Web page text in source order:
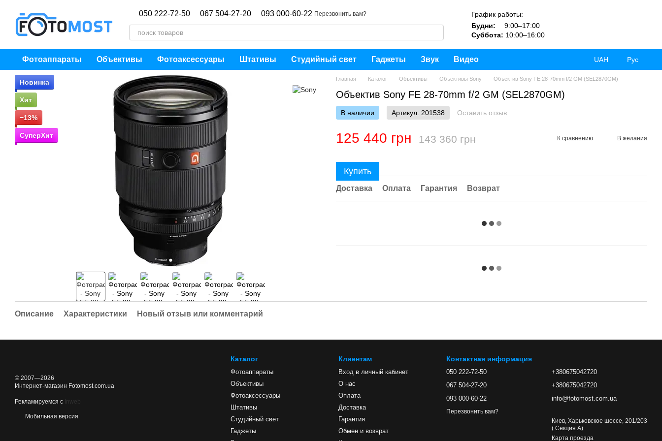
050 222-72-50 067 504-27-20 093 000-60-22 Перезвонить вам?
График работы:
Будни:
9:00–17:00
Суббота: 10:00–16:00
Фотоаппараты Объективы Фотоаксессуары Штативы Студийный свет Гаджеты Звук Видео UAH Рус
Новинка
Хит
−13%
СуперХит
Главная Каталог Объективы Объективы Sony Объектив Sony FE 28-70mm f/2 GM (SEL2870GM)
Объектив Sony FE 28-70mm f/2 GM (SEL2870GM)
В наличии Артикул: 201538 Оставить отзыв
125 440 грн 143 360 грн К сравнению В желания
Купить
Доставка Оплата Гарантия Возврат
Описание Характеристики Новый отзыв или комментарий
© 2007—2026
Интернет-магазин Fotomost.com.ua
Рекламируемся с Inweb
Мобильная версия
Каталог
Фотоаппараты
Объективы
Фотоаксессуары
Штативы
Студийный свет
Гаджеты
Клиентам
Вход в личный кабинет
О нас
Оплата
Доставка
Гарантия
Обмен и возврат
Контактная информация
050 222-72-50
067 504-27-20
093 000-60-22
Перезвонить вам?
+380675042720
+380675042720
info@fotomost.com.ua
Киев, Харьковское шоссе, 201/203
( Секция А)
Карта проезда